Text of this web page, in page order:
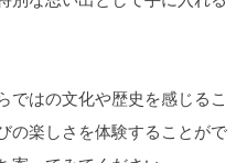
はの文化や歴史を感じるこ
の楽しさを体験することがで